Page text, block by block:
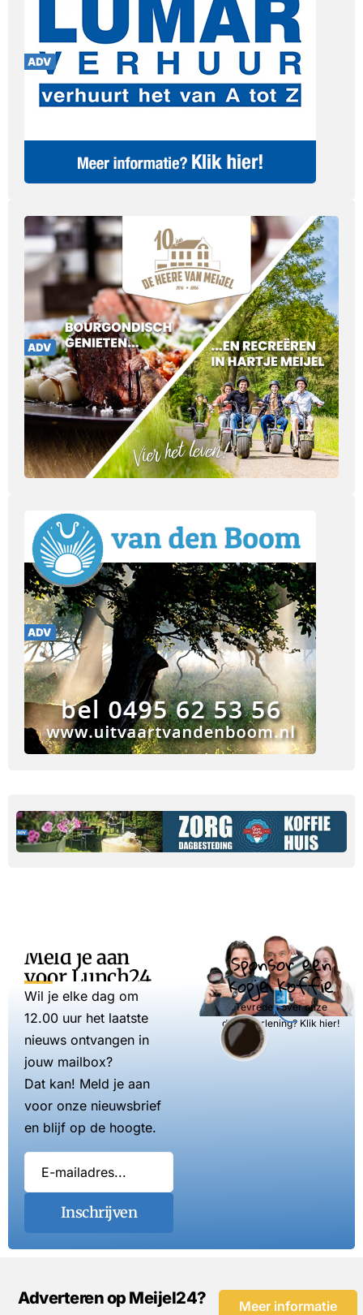
Meld je aan
voor Lunch24
Wil je elke dag om
12.00 uur het laatste
nieuws ontvangen in
jouw mailbox?
Dat kan! Meld je aan
voor onze nieuwsbrief
en blijf op de hoogte.
Inschrijven
Sponsor een
kopje koffie
Tevreden over onze
dienstverlening? Klik hier!
Adverteren op Meijel24? Meer informatie